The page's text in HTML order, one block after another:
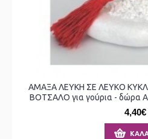
ΑΜΑΞΑ ΛΕΥΚΗ ΣΕ ΛΕΥΚΟ
ΒΟΤΣΑΛΟ για γούρια - δώρα
4,40€